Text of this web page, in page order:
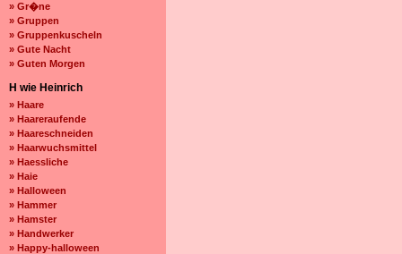
» Gr�ne
» Gruppen
» Gruppenkuscheln
» Gute Nacht
» Guten Morgen
H wie Heinrich
» Haare
» Haareraufende
» Haareschneiden
» Haarwuchsmittel
» Haessliche
» Haie
» Halloween
» Hammer
» Hamster
» Handwerker
» Happy-halloween